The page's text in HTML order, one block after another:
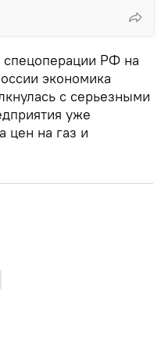
РФ на
экономика
с серьезными
уже
цен на газ и